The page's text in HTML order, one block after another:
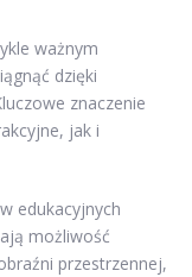
ważnym
dzięki
znaczenie
jak i
edukacyjnych
możliwość
przestrzennej,